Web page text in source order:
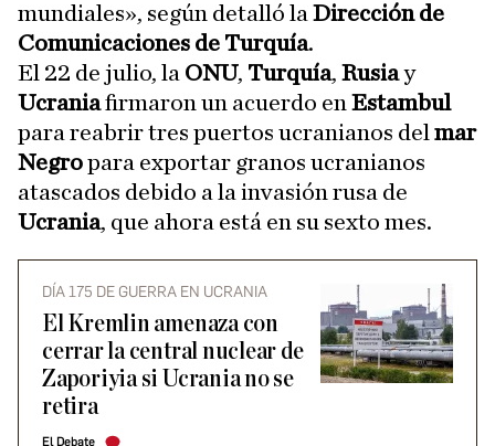
mundiales», según detalló la Dirección de
Comunicaciones de Turquía.
El 22 de julio, la ONU, Turquía, Rusiay
Ucraniafirmaron un acuerdo en Estambul
para reabrir tres puertos ucranianos del mar
Negropara exportar granos ucranianos
atascados debido a la invasión rusa de
Ucrania, que ahora está en su sexto mes.
DÍA 175 DE GUERRA EN UCRANIA
El Kremlin amenaza con
cerrar la central nuclear de
Zaporiyia si Ucrania no se
retira
El Debate